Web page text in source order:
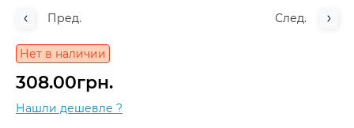
Пред. След.
Нет в наличии
308.00грн.
Нашли дешевле ?